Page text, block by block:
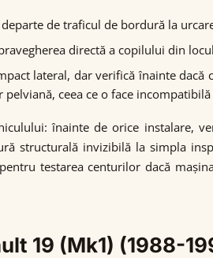
de traficul de bordură la
directă a copilului din
lateral, dar verifică înainte
ceea ce o face
înainte de orice instalare,
structurală invizibilă la simpla
testarea centurilor dacă
19 (Mk1) (1988-